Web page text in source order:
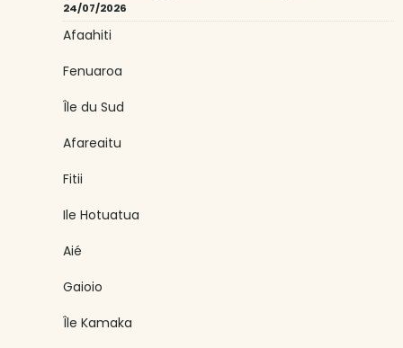
24/07/2026
Afaahiti
Fenuaroa
Île du Sud
Afareaitu
Fitii
Ile Hotuatua
Aié
Gaioio
Île Kamaka